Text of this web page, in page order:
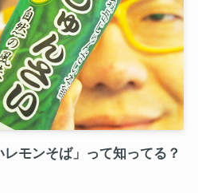
モンそば」って知ってる？